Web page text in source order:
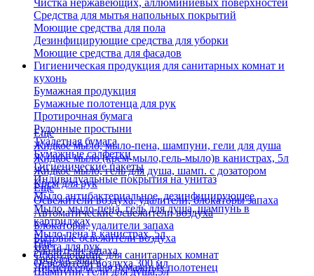
Чистка нержавеющих, аллюминиевых поверхностей
Средства для мытья напольных покрытий
Моющие средства для пола
Дезинфицирующие средства для уборки
Моющие средства для фасадов
Гигиеническая продукция для санитарных комнат и
кухонь
Бумажная продукция
Бумажные полотенца для рук
Протирочная бумага
Рулонные простыни
Туалетная бумага
Бумажные салфетки
Гигиенические пакеты
Индивидуальные покрытия на унитаз
Еще
Жидкое мыло, мыло-пена, шампуни, гели для душа
Жидкое мыло (крем-мыло,гель-мыло)в канистрах, 5л
Жидкое мыло, гель для душа, шамп. с дозатором
Крем для рук
Мыло антибактериальное, дезинфицирующее
Мыло, мыло-пена, гель для душа, шампунь в
картриджах
Мыло-пена в канистрах, 5л
Паста для рук
Твердое мыло
Шампуни, гели для душа,5л
Еще
Освежители воздуха, удалители, блокаторы запаха
Автоматические освежители воздуха
Блокаторы, удалители запаха
Бытовые освежители воздуха
Удалители запаха
Освежители воздуха 300 мл
Еще
Оборудование для санитарных комнат
Диспенсеры для бумажных полотенец